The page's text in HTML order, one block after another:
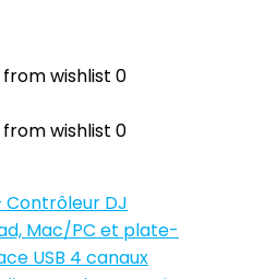
wishlist 0
wishlist 0